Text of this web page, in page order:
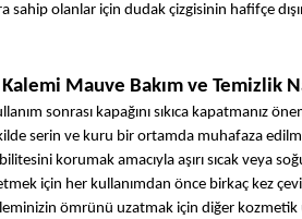
olanlar için dudak çizgisinin hafifçe
Mauve Bakım ve Temizlik
sonrası kapağını sıkıca kapatmanız
serin ve kuru bir ortamda muhafaza
korumak amacıyla aşırı sıcak veya
için her kullanımdan önce birkaç kez
ömrünü uzatmak için diğer